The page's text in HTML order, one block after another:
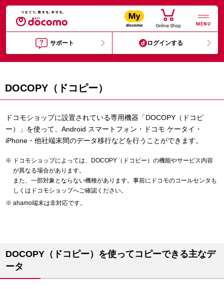
MENU
サポート ログインする
DOCOPY（ドコピー）
ドコモショップに設置されている専用機器「DOCOPY（ドコピ
ー）」を使って、Android スマートフォン・ドコモ ケータイ・
iPhone・他社端末間のデータ移行などを行うことができます。
ドコモショップによっては、DOCOPY（ドコピー）の機能やサービス内容
が異なる場合があります。
また、一部対象とならない機種があります。事前にドコモのコールセンタも
しくはドコモショップへご確認ください。
ahamo端末は非対応です。
DOCOPY（ドコピー）を使ってコピーできる主なデ
ータ